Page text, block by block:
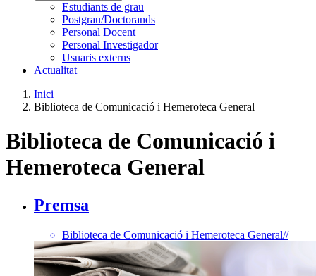
Estudiants de grau
Postgrau/Doctorands
Personal Docent
Personal Investigador
Usuaris externs
Actualitat
Inici
Biblioteca de Comunicació i Hemeroteca General
Biblioteca de Comunicació i
Hemeroteca General
Premsa
Biblioteca de Comunicació i Hemeroteca General//